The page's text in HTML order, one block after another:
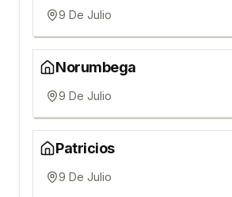
9 De Julio
Norumbega
9 De Julio
Patricios
9 De Julio